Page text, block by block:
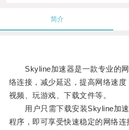
简介
Skyline加速器是一款专业的网
络连接，减少延迟，提高网络速
视频、玩游戏、下载文件等。
用户只需下载安装Skyline加速
程序，即可享受快速稳定的网络连